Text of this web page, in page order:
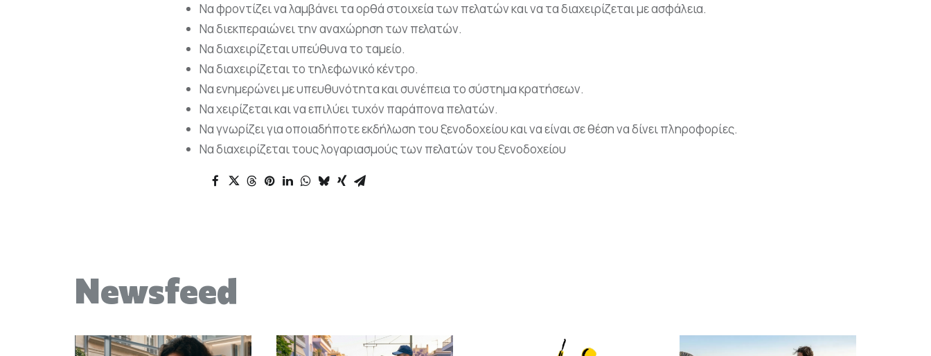
Να φροντίζει να λαμβάνει τα ορθά στοιχεία των πελατών και να τα διαχειρίζεται με ασφάλεια.
Να διεκπεραιώνει την αναχώρηση των πελατών.
Να διαχειρίζεται υπεύθυνα το ταμείο.
Να διαχειρίζεται το τηλεφωνικό κέντρο.
Να ενημερώνει με υπευθυνότητα και συνέπεια το σύστημα κρατήσεων.
Να χειρίζεται και να επιλύει τυχόν παράπονα πελατών.
Να γνωρίζει για οποιαδήποτε εκδήλωση του ξενοδοχείου και να είναι σε θέση να δίνει πληροφορίες.
Να διαχειρίζεται τους λογαριασμούς των πελατών του ξενοδοχείου
Newsfeed